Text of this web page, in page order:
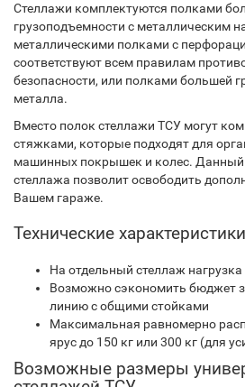
Стеллажи комплектуются полками
грузоподъемности с металлическим
металлическими полками с
соответствуют всем правилам
безопасности, или полками большей
металла.
Вместо полок стеллажи ТСУ могут
стяжками, которые подходят для
машинных покрышек и колес. Данный
стеллажа позволит освободить
Вашем гараже.
Технические характеристики
На отдельный стеллаж
Возможно сэкономить бюджет
линию с общими стойками
Максимальная равномерно
ярус до 150 кг или 300 кг (для
Возможные размеры